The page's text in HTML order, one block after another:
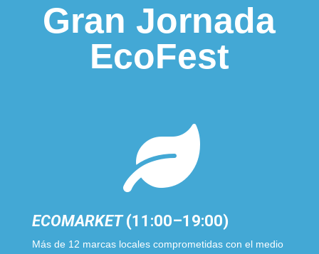
Gran Jornada
EcoFest

ECOMARKET(11:00–19:00)
Más de 12 marcas locales comprometidas con el medio